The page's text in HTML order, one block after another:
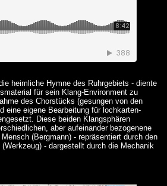
heimliche Hymne des Ruhrgebiets - diente
für sein Klang-Environment zu
des Chorstücks (gesungen von den
eine eigene Bearbeitung für lochkarten-
Diese beiden Klangsphären
aber aufeinander bezogenene
(Bergmann) - repräsentiert durch den
- dargestellt durch die Mechanik